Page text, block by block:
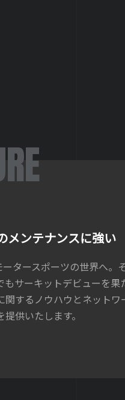
メンテナンスに強い
ータースポーツの世界へ。
もサーキットデビューを果
関するノウハウとネット
供いたします。